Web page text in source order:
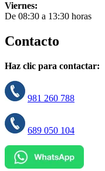
Viernes:
De 08:30 a 13:30 horas
Contacto
Haz clic para contactar:
981 260 788
689 050 104